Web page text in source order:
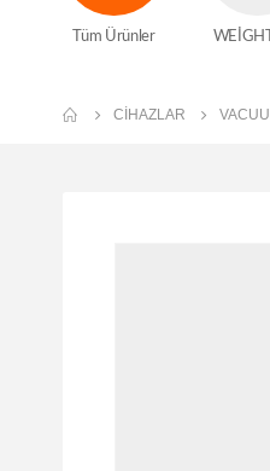
Tüm Ürünler
CIHAZLAR